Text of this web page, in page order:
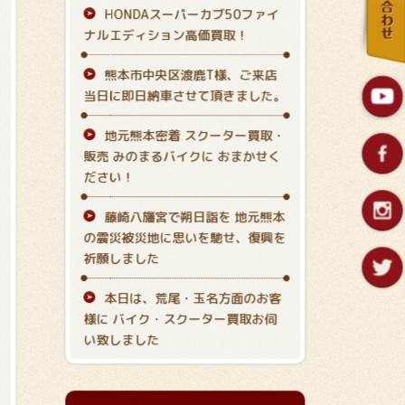
HONDAスーパーカブ50ファイ
ナルエディション高価買取！
熊本市中央区渡鹿T様、ご来店
当日に即日納車させて頂きました。
地元熊本密着 スクーター買取・
販売 みのまるバイクに おまかせく
ださい！
藤崎八旛宮で朔日詣を 地元熊本
の震災被災地に思いを馳せ、復興を
祈願しました
本日は、荒尾・玉名方面のお客
様に バイク・スクーター買取お伺
い致しました